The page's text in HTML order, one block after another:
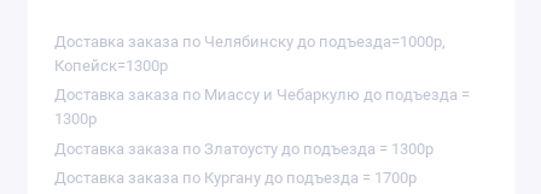
Доставка заказа по Челябинску до подъезда=1000р,
Копейск=1300р
Доставка заказа по Миассу и Чебаркулю до подъезда =
1300р
Доставка заказа по Златоусту до подъезда = 1300р
Доставка заказа по Кургану до подъезда = 1700р